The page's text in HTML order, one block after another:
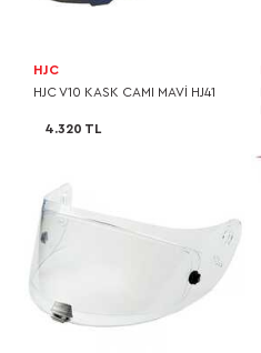
HJC
HJC V10 KASK CAMI MAVİ HJ41
4.320 TL